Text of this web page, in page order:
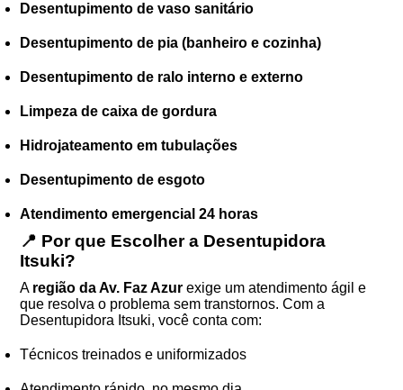
Desentupimento de vaso sanitário
Desentupimento de pia (banheiro e cozinha)
Desentupimento de ralo interno e externo
Limpeza de caixa de gordura
Hidrojateamento em tubulações
Desentupimento de esgoto
Atendimento emergencial 24 horas
📍 Por que Escolher a Desentupidora
Itsuki?
A região da Av. Faz Azur exige um atendimento ágil e
que resolva o problema sem transtornos. Com a
Desentupidora Itsuki, você conta com:
Técnicos treinados e uniformizados